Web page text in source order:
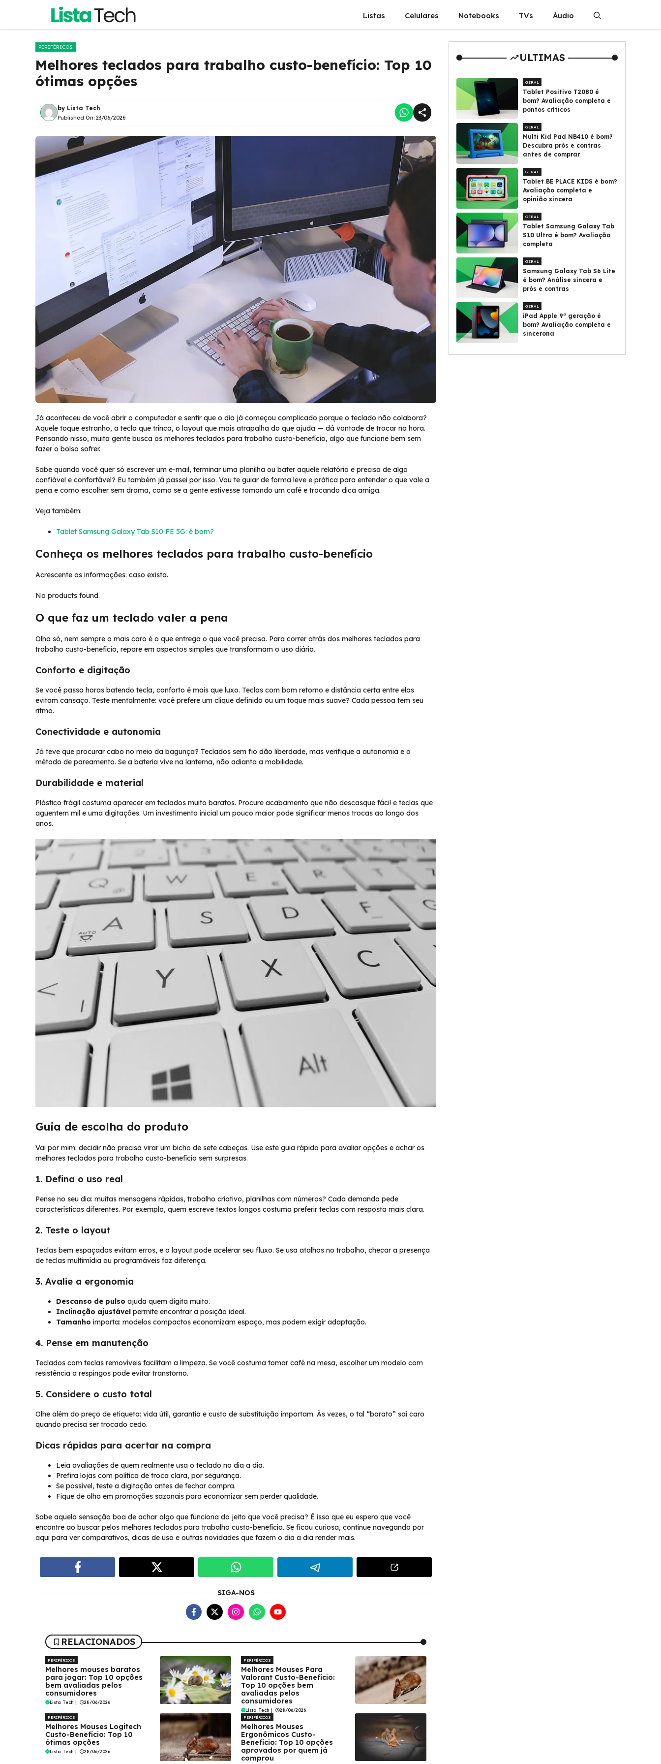
o
Listas Celulares Notebooks TVs Áudio
PERIFÉRICOS
Melhores teclados para trabalho custo-benefício: Top 10
ótimas opções
by Lista Tech
Published On: 23/06/2026
Já aconteceu de você abrir o computador e sentir que o dia já começou complicado porque o teclado não colabora?
Aquele toque estranho, a tecla que trinca, o layout que mais atrapalha do que ajuda — dá vontade de trocar na hora.
Pensando nisso, muita gente busca os melhores teclados para trabalho custo-benefício, algo que funcione bem sem
fazer o bolso sofrer.
Sabe quando você quer só escrever um e-mail, terminar uma planilha ou bater aquele relatório e precisa de algo
confiável e confortável? Eu também já passei por isso. Vou te guiar de forma leve e prática para entender o que vale a
pena e como escolher sem drama, como se a gente estivesse tomando um café e trocando dica amiga.
Veja também:
Tablet Samsung Galaxy Tab S10 FE 5G: é bom?
Conheça os melhores teclados para trabalho custo-benefício
Acrescente as informações: caso exista.
No products found.
O que faz um teclado valer a pena
Olha só, nem sempre o mais caro é o que entrega o que você precisa. Para correr atrás dos melhores teclados para
trabalho custo-benefício, repare em aspectos simples que transformam o uso diário.
Conforto e digitação
Se você passa horas batendo tecla, conforto é mais que luxo. Teclas com bom retorno e distância certa entre elas
evitam cansaço. Teste mentalmente: você prefere um clique definido ou um toque mais suave? Cada pessoa tem seu
ritmo.
Conectividade e autonomia
Já teve que procurar cabo no meio da bagunça? Teclados sem fio dão liberdade, mas verifique a autonomia e o
método de pareamento. Se a bateria vive na lanterna, não adianta a mobilidade.
Durabilidade e material
Plástico frágil costuma aparecer em teclados muito baratos. Procure acabamento que não descasque fácil e teclas que
aguentem mil e uma digitações. Um investimento inicial um pouco maior pode significar menos trocas ao longo dos
anos.
Guia de escolha do produto
Vai por mim: decidir não precisa virar um bicho de sete cabeças. Use este guia rápido para avaliar opções e achar os
melhores teclados para trabalho custo-benefício sem surpresas.
1. Defina o uso real
Pense no seu dia: muitas mensagens rápidas, trabalho criativo, planilhas com números? Cada demanda pede
características diferentes. Por exemplo, quem escreve textos longos costuma preferir teclas com resposta mais clara.
2. Teste o layout
Teclas bem espaçadas evitam erros, e o layout pode acelerar seu fluxo. Se usa atalhos no trabalho, checar a presença
de teclas multimídia ou programáveis faz diferença.
3. Avalie a ergonomia
Descanso de pulso ajuda quem digita muito.
Inclinação ajustável permite encontrar a posição ideal.
Tamanho importa: modelos compactos economizam espaço, mas podem exigir adaptação.
4. Pense em manutenção
Teclados com teclas removíveis facilitam a limpeza. Se você costuma tomar café na mesa, escolher um modelo com
resistência a respingos pode evitar transtorno.
5. Considere o custo total
Olhe além do preço de etiqueta: vida útil, garantia e custo de substituição importam. Às vezes, o tal “barato” sai caro
quando precisa ser trocado cedo.
Dicas rápidas para acertar na compra
Leia avaliações de quem realmente usa o teclado no dia a dia.
Prefira lojas com política de troca clara, por segurança.
Se possível, teste a digitação antes de fechar compra.
Fique de olho em promoções sazonais para economizar sem perder qualidade.
Sabe aquela sensação boa de achar algo que funciona do jeito que você precisa? É isso que eu espero que você
encontre ao buscar pelos melhores teclados para trabalho custo-benefício. Se ficou curiosa, continue navegando por
aqui para ver comparativos, dicas de uso e outras novidades que fazem o dia a dia render mais.
SIGA-NOS
RELACIONADOS
PERIFÉRICOS
Melhores mouses baratos
para jogar: Top 10 opções
bem avaliadas pelos
consumidores
Lista Tech 28/06/2026
PERIFÉRICOS
Melhores Mouses Para
Valorant Custo-Benefício:
Top 10 opções bem
avaliadas pelos
consumidores
Lista Tech 28/06/2026
PERIFÉRICOS
Melhores Mouses Logitech
Custo-Benefício: Top 10
ótimas opções
Lista Tech 28/06/2026
PERIFÉRICOS
Melhores Mouses
Ergonômicos Custo-
Benefício: Top 10 opções
aprovados por quem já
comprou
ULTIMAS
GERAL
Tablet Positivo T2080 é
bom? Avaliação completa e
pontos críticos
GERAL
Multi Kid Pad NB410 é bom?
Descubra prós e contras
antes de comprar
GERAL
Tablet BE PLACE KIDS é bom?
Avaliação completa e
opinião sincera
GERAL
Tablet Samsung Galaxy Tab
S10 Ultra é bom? Avaliação
completa
GERAL
Samsung Galaxy Tab S6 Lite
é bom? Análise sincera e
prós e contras
GERAL
iPad Apple 9ª geração é
bom? Avaliação completa e
sincerona